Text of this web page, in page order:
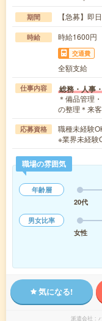
期間 【急募】
時給 時給1600円
交通費
全額支給
仕事内容 総務・人事
＊備品管理
の整理＊来
応募資格
職種未経験
※業界未経験
職場の雰囲気
年齢層
20代
男女比率
女性
気になる!
派遣会社